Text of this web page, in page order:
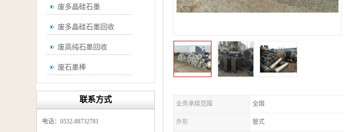
废多晶硅石墨
废多晶硅石墨回收
废高纯石墨回收
废石墨棒
废石墨换热器回收
联系方式
电话：0532-88732781
业务承接范围 全国
外形 管式